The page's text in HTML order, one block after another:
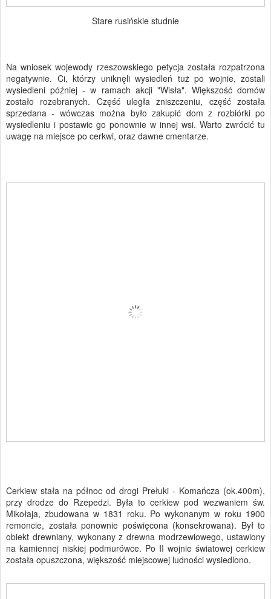
Stare rusińskie studnie
Na wniosek wojewody rzeszowskiego petycja została rozpatrzona
negatywnie. Ci, którzy uniknęli wysiedleń tuż po wojnie, zostali
wysiedleni później - w ramach akcji "Wisła". Większość domów
zostało rozebranych. Część uległa zniszczeniu, część została
sprzedana - wówczas można było zakupić dom z rozbiórki po
wysiedleniu i postawic go ponownie w innej wsi. Warto zwrócić tu
uwagę na miejsce po cerkwi, oraz dawne cmentarze.
Cerkiew stała na północ od drogi Prełuki - Komańcza (ok.400m),
przy drodze do Rzepedzi. Była to cerkiew pod wezwaniem św.
Mikołaja, zbudowana w 1831 roku. Po wykonanym w roku 1900
remoncie, została ponownie poświęcona (konsekrowana). Był to
obiekt drewniany, wykonany z drewna modrzewiowego, ustawiony
na kamiennej niskiej podmurówce. Po II wojnie światowej cerkiew
została opuszczona, większość miejscowej ludności wysiedlono.